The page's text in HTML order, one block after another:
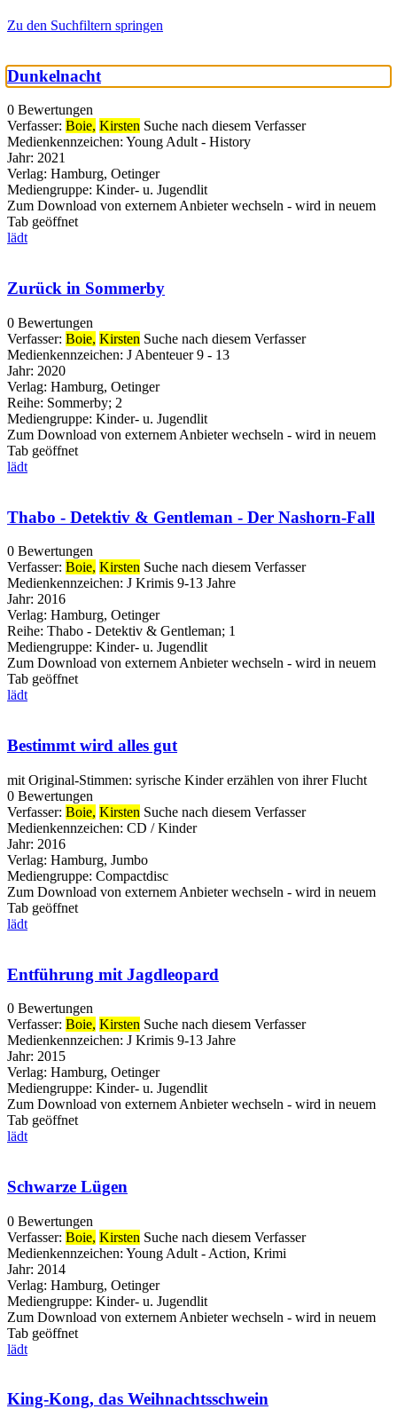
Zu den Suchfiltern springen
Dunkelnacht
0 Bewertungen
Verfasser: Boie, Kirsten Suche nach diesem Verfasser
Medienkennzeichen: Young Adult - History
Jahr: 2021
Verlag: Hamburg, Oetinger
Mediengruppe: Kinder- u. Jugendlit
Zum Download von externem Anbieter wechseln - wird in neuem
Tab geöffnet
lädt
Zurück in Sommerby
0 Bewertungen
Verfasser: Boie, Kirsten Suche nach diesem Verfasser
Medienkennzeichen: J Abenteuer 9 - 13
Jahr: 2020
Verlag: Hamburg, Oetinger
Reihe: Sommerby; 2
Mediengruppe: Kinder- u. Jugendlit
Zum Download von externem Anbieter wechseln - wird in neuem
Tab geöffnet
lädt
Thabo - Detektiv & Gentleman - Der Nashorn-Fall
0 Bewertungen
Verfasser: Boie, Kirsten Suche nach diesem Verfasser
Medienkennzeichen: J Krimis 9-13 Jahre
Jahr: 2016
Verlag: Hamburg, Oetinger
Reihe: Thabo - Detektiv & Gentleman; 1
Mediengruppe: Kinder- u. Jugendlit
Zum Download von externem Anbieter wechseln - wird in neuem
Tab geöffnet
lädt
Bestimmt wird alles gut
mit Original-Stimmen: syrische Kinder erzählen von ihrer Flucht
0 Bewertungen
Verfasser: Boie, Kirsten Suche nach diesem Verfasser
Medienkennzeichen: CD / Kinder
Jahr: 2016
Verlag: Hamburg, Jumbo
Mediengruppe: Compactdisc
Zum Download von externem Anbieter wechseln - wird in neuem
Tab geöffnet
lädt
Entführung mit Jagdleopard
0 Bewertungen
Verfasser: Boie, Kirsten Suche nach diesem Verfasser
Medienkennzeichen: J Krimis 9-13 Jahre
Jahr: 2015
Verlag: Hamburg, Oetinger
Mediengruppe: Kinder- u. Jugendlit
Zum Download von externem Anbieter wechseln - wird in neuem
Tab geöffnet
lädt
Schwarze Lügen
0 Bewertungen
Verfasser: Boie, Kirsten Suche nach diesem Verfasser
Medienkennzeichen: Young Adult - Action, Krimi
Jahr: 2014
Verlag: Hamburg, Oetinger
Mediengruppe: Kinder- u. Jugendlit
Zum Download von externem Anbieter wechseln - wird in neuem
Tab geöffnet
lädt
King-Kong, das Weihnachtsschwein